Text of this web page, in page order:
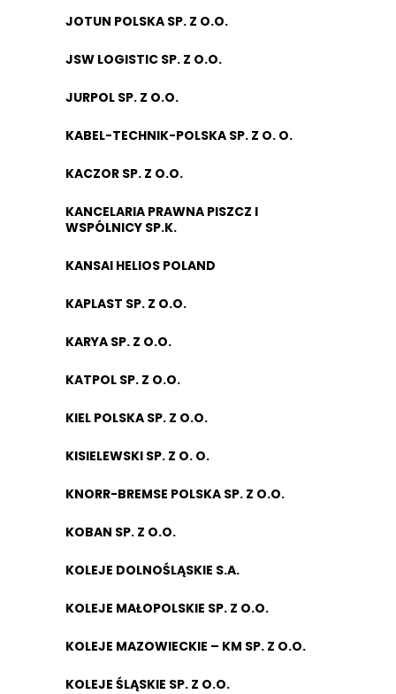
JOTUN POLSKA SP. Z O.O.
JSW LOGISTIC SP. Z O.O.
JURPOL SP. Z O.O.
KABEL-TECHNIK-POLSKA SP. Z O. O.
KACZOR SP. Z O.O.
KANCELARIA PRAWNA PISZCZ I
WSPÓLNICY SP.K.
KANSAI HELIOS POLAND
KAPLAST SP. Z O.O.
KARYA SP. Z O.O.
KATPOL SP. Z O.O.
KIEL POLSKA SP. Z O.O.
KISIELEWSKI SP. Z O. O.
KNORR-BREMSE POLSKA SP. Z O.O.
KOBAN SP. Z O.O.
KOLEJE DOLNOŚLĄSKIE S.A.
KOLEJE MAŁOPOLSKIE SP. Z O.O.
KOLEJE MAZOWIECKIE – KM SP. Z O.O.
KOLEJE ŚLĄSKIE SP. Z O.O.